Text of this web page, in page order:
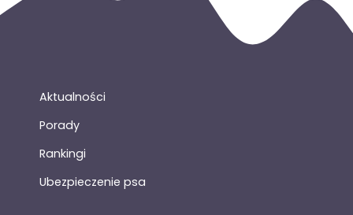
Aktualności
Porady
Rankingi
Ubezpieczenie psa